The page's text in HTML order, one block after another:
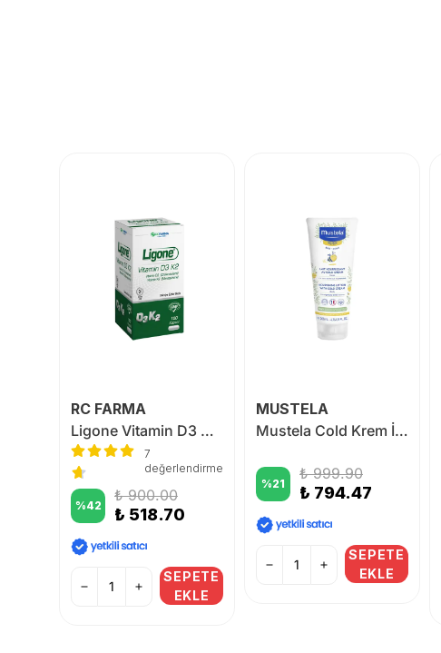
RC FARMA
Ligone Vitamin D3 K2 120 Kapsül
7
değerlendirme
%42
₺ 900.00
₺ 518.70
SEPETE
EKLE
MUSTELA
Mustela Cold Krem İçeren Besleyici Vücut Losyonu 200 ml
%21
₺ 999.90
₺ 794.47
SEPETE
EKLE